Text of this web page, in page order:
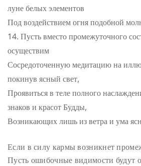
луне белых элементов
Под воздействием огня подобной
Пусть вместо промежуточного
осуществим
Сосредоточенную медитацию на
покинув ясный свет,
Проявиться в теле полного
знаков и красот Будды,
Возникающих лишь из ветра и ума
Если в силу кармы возникнет
Пусть ошибочные видимости будут